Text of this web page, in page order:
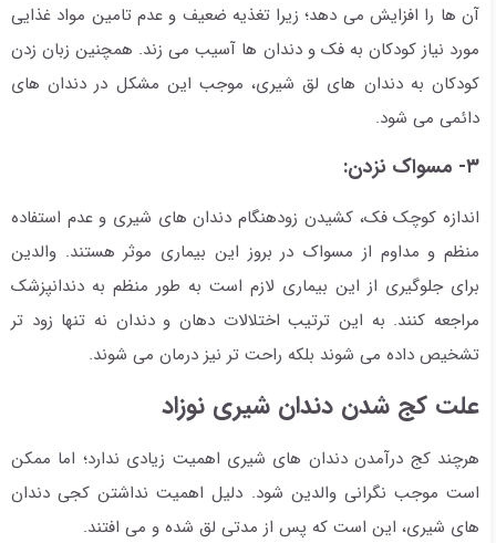
آن ها را افزایش می دهد؛ زیرا تغذیه ضعیف و عدم تامین مواد غذایی
مورد نیاز کودکان به فک و دندان ها آسیب می زند. همچنین زبان زدن
کودکان به دندان های لق شیری، موجب این مشکل در دندان های
دائمی می شود.
۳- مسواک نزدن:
اندازه کوچک فک، کشیدن زودهنگام دندان های شیری و عدم استفاده
منظم و مداوم از مسواک در بروز این بیماری موثر هستند. والدین
برای جلوگیری از این بیماری لازم است به طور منظم به دندانپزشک
مراجعه کنند. به این ترتیب اختلالات دهان و دندان نه تنها زود تر
تشخیص داده می شوند بلکه راحت تر نیز درمان می شوند.
علت کج شدن دندان شیری نوزاد
هرچند کج درآمدن دندان های شیری اهمیت زیادی ندارد؛ اما ممکن
است موجب نگرانی والدین شود. دلیل اهمیت نداشتن کجی دندان
های شیری، این است که پس از مدتی لق شده و می افتند.